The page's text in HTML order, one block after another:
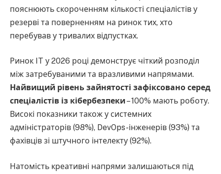
пояснюють скороченням кількості спеціалістів у
резерві та поверненням на ринок тих, хто
перебував у тривалих відпустках.
Ринок IT у 2026 році демонструє чіткий розподіл
між затребуваними та вразливими напрямами.
Найвищий рівень зайнятості зафіксовано серед
спеціалістів із кібербезпеки– 100% мають роботу.
Високі показники також у системних
адміністраторів (98%), DevOps-інженерів (93%) та
фахівців зі штучного інтелекту (92%).
Натомість креативні напрями залишаються під